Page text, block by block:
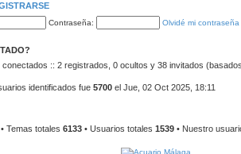
Contraseña: Olvidé mi contraseña
conectados :: 2 registrados, 0 ocultos y 38 invitados
identificados fue 5700 el Jue, 02 Oct 2025, 18:11
• Temas totales 6133 • Usuarios totales 1539 • Nuestro